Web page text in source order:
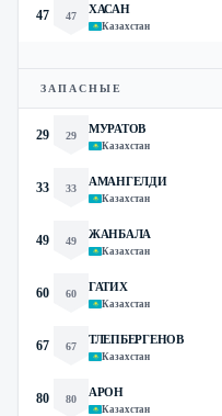
47 47
ХАСАН
Казахстан
ЗАПАСНЫЕ
29 29
МУРАТОВ
Казахстан
33 33
АМАНГЕЛДИ
Казахстан
49 49
ЖАНБАЛА
Казахстан
60 60
ГАТИХ
Казахстан
67 67
ТЛЕПБЕРГЕНОВ
Казахстан
80 80
АРОН
Казахстан